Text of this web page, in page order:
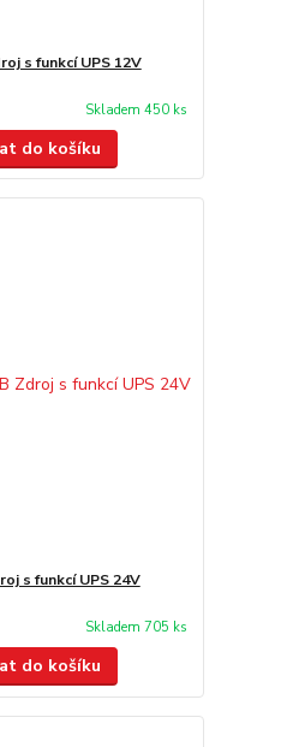
s funkcí UPS 12V
Skladem 450 ks
do košíku
s funkcí UPS 24V
Skladem 705 ks
do košíku